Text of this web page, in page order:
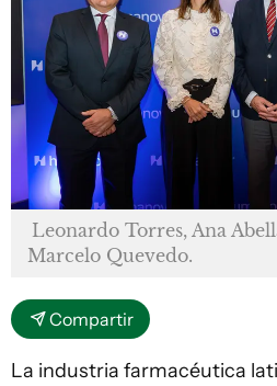
Leonardo Torres, Ana
Marcelo Quevedo.
Compartir
La industria farmacéutica